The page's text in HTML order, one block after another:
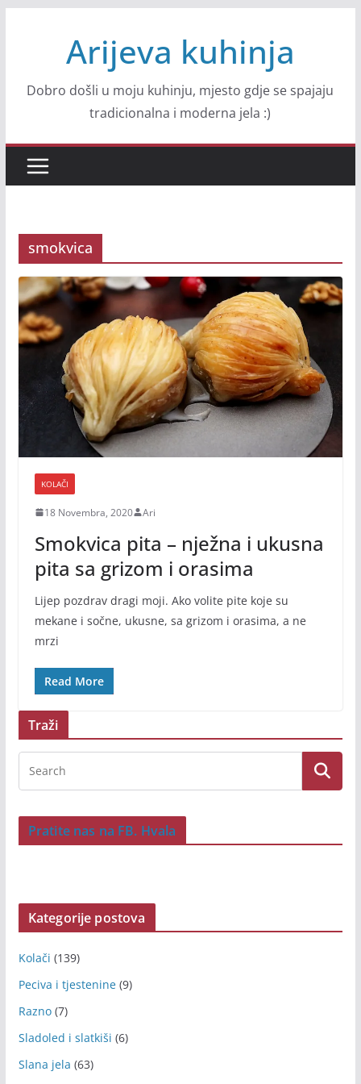
Arijeva kuhinja
Dobro došli u moju kuhinju, mjesto gdje se spajaju
tradicionalna i moderna jela :)
smokvica
KOLAČI
18 Novembra, 2020 Ari
Smokvica pita – nježna i ukusna
pita sa grizom i orasima
Lijep pozdrav dragi moji. Ako volite pite koje su
mekane i sočne, ukusne, sa grizom i orasima, a ne
mrzi
Read More
Traži
Pratite nas na FB. Hvala
Kategorije postova
Kolači (139)
Peciva i tjestenine(9)
Razno(7)
Sladoled i slatkiši (6)
Slana jela (63)